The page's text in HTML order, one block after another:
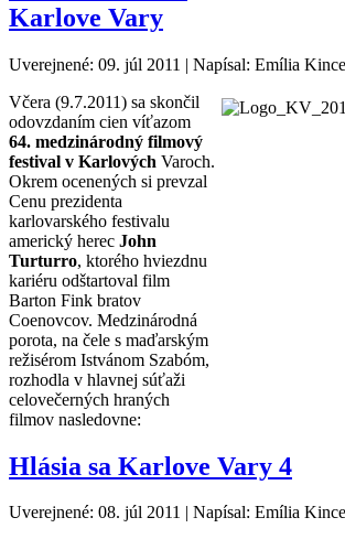
Karlove Vary
Uverejnené: 09. júl 2011 | Napísal: Emília
Včera (9.7.2011) sa skončil
odovzdaním cien víťazom
64. medzinárodný filmový
festival v Karlových Varoch.
Okrem ocenených si prevzal
Cenu prezidenta
karlovarského festivalu
americký herec John
Turturro, ktorého hviezdnu
kariéru odštartoval film
Barton Fink bratov
Coenovcov. Medzinárodná
porota, na čele s maďarským
režisérom Istvánom Szabóm,
rozhodla v hlavnej súťaži
celovečerných hraných
filmov nasledovne:
Hlásia sa Karlove Vary 4
Uverejnené: 08. júl 2011 | Napísal: Emília